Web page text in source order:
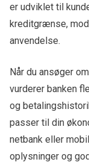
er udviklet til
kreditgrænse,
anvendelse.
Når du ansøger om
vurderer banken
og
passer til din
netbank eller
oplysninger og